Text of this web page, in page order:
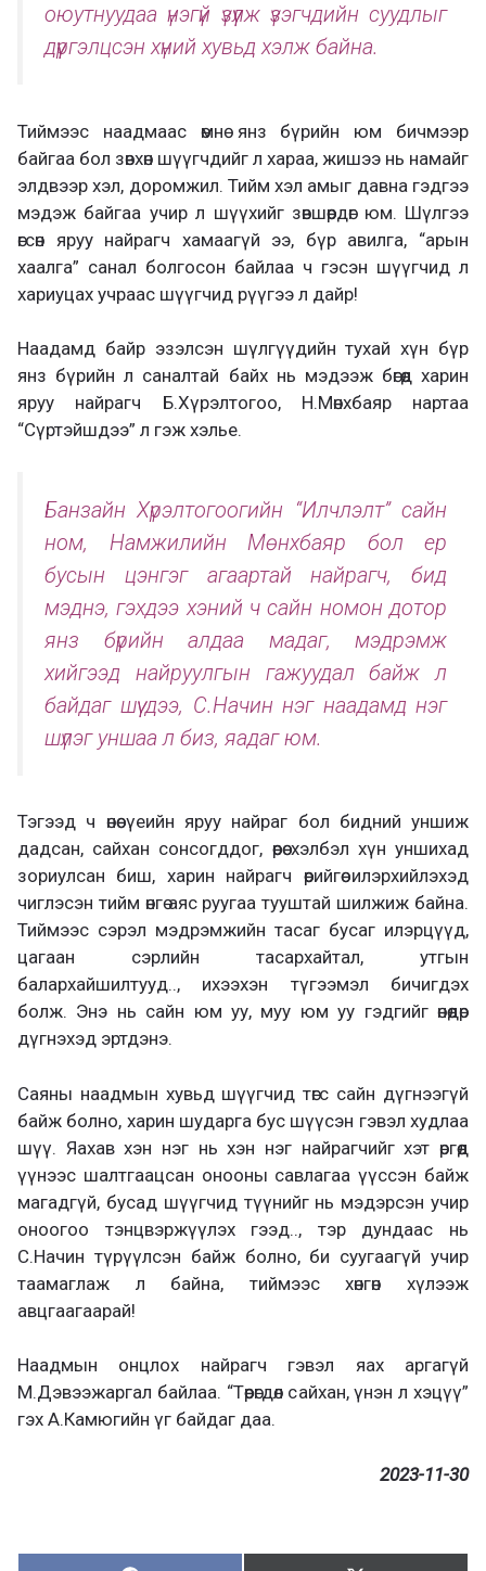
оюутнуудаа үнэгүй үзүүлж үзэгчдийн суудлыг
дүүргэлцсэн хүний хувьд хэлж байна.
Тиймээс наадмаас өмнө янз бүрийн юм бичмээр
байгаа бол зөвхөн шүүгчдийг л хараа, жишээ нь намайг
элдвээр хэл, доромжил. Тийм хэл амыг давна гэдгээ
мэдэж байгаа учир л шүүхийг зөвшөөрдөг юм. Шүлгээ
өгсөн яруу найрагч хамаагүй ээ, бүр авилга, “арын
хаалга” санал болгосон байлаа ч гэсэн шүүгчид л
хариуцах учраас шүүгчид рүүгээ л дайр!
Наадамд байр эзэлсэн шүлгүүдийн тухай хүн бүр
янз бүрийн л саналтай байх нь мэдээж бөгөөд харин
яруу найрагч Б.Хүрэлтогоо, Н.Мөнхбаяр нартаа
“Сүртэйшдээ” л гэж хэлье.
Банзайн Хүрэлтогоогийн “Илчлэлт” сайн
ном, Намжилийн Мөнхбаяр бол ер
бусын цэнгэг агаартай найрагч, бид
мэднэ, гэхдээ хэний ч сайн номон дотор
янз бүрийн алдаа мадаг, мэдрэмж
хийгээд найруулгын гажуудал байж л
байдаг шүү дээ, С.Начин нэг наадамд нэг
шүлэг уншаа л биз, яадаг юм.
Тэгээд ч өнөө үеийн яруу найраг бол бидний уншиж
дадсан, сайхан сонсогддог, өөрөө хэлбэл хүн уншихад
зориулсан биш, харин найрагч өөрийгөө илэрхийлэхэд
чиглэсэн тийм өнгө аяс руугаа тууштай шилжиж байна.
Тиймээс сэрэл мэдрэмжийн тасаг бусаг илэрцүүд,
цагаан сэрлийн тасархайтал, утгын
балархайшилтууд.., ихээхэн түгээмэл бичигдэх
болж. Энэ нь сайн юм уу, муу юм уу гэдгийг өнөөдөр
дүгнэхэд эртдэнэ.
Саяны наадмын хувьд шүүгчид төгс сайн дүгнээгүй
байж болно, харин шударга бус шүүсэн гэвэл худлаа
шүү. Яахав хэн нэг нь хэн нэг найрагчийг хэт өргөөд
үүнээс шалтгаацсан онооны савлагаа үүссэн байж
магадгүй, бусад шүүгчид түүнийг нь мэдэрсэн учир
оноогоо тэнцвэржүүлэх гээд.., тэр дундаас нь
С.Начин түрүүлсэн байж болно, би суугаагүй учир
таамаглаж л байна, тиймээс хөнгөн хүлээж
авцгаагаарай!
Наадмын онцлох найрагч гэвэл яах аргагүй
М.Дэвээжаргал байлаа. “Төөрөгдөл сайхан, үнэн л хэцүү”
гэх А.Камюгийн үг байдаг даа.
2023-11-30